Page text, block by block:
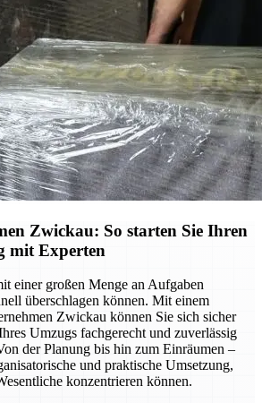
Zwickau: So starten Sie Ihren
mit Experten
einer großen Menge an Aufgaben
überschlagen können. Mit einem
Zwickau können Sie sich sicher
Umzugs fachgerecht und zuverlässig
der Planung bis hin zum Einräumen –
und praktische Umsetzung,
konzentrieren können.